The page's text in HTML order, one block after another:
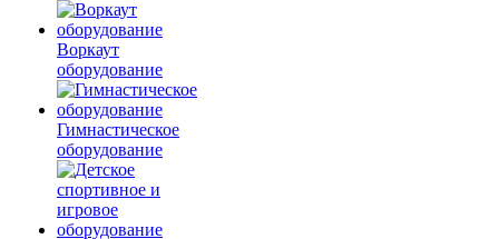
Воркаут
оборудование
Гимнастическое
оборудование